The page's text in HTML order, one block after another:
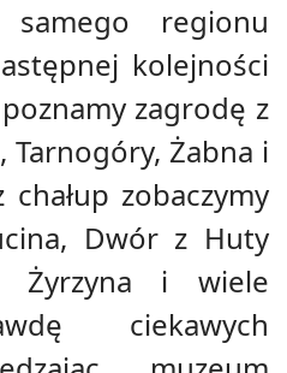
regionu
kolejności
zagrodę z
Tarnogóry, Żabna i
zobaczymy
Dwór z Huty
Żyrzyna i wiele
ciekawych